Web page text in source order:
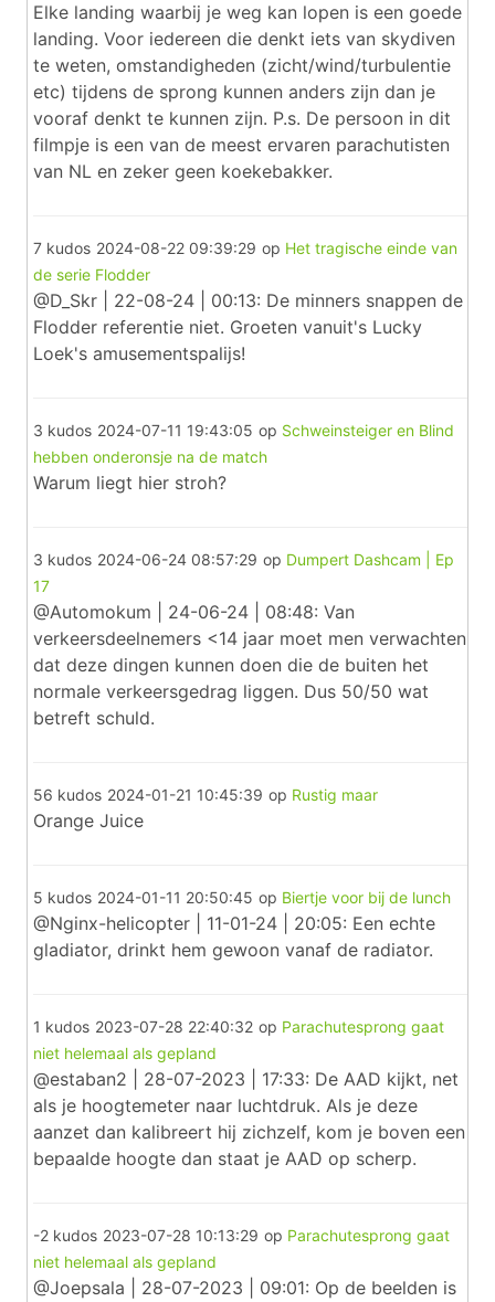
Elke landing waarbij je weg kan lopen is een goede
landing. Voor iedereen die denkt iets van skydiven
te weten, omstandigheden (zicht/wind/turbulentie
etc) tijdens de sprong kunnen anders zijn dan je
vooraf denkt te kunnen zijn. P.s. De persoon in dit
filmpje is een van de meest ervaren parachutisten
van NL en zeker geen koekebakker.
7 kudos 2024-08-22 09:39:29 op Het tragische einde van
de serie Flodder
@D_Skr | 22-08-24 | 00:13: De minners snappen de
Flodder referentie niet. Groeten vanuit's Lucky
Loek's amusementspalijs!
3 kudos 2024-07-11 19:43:05 op Schweinsteiger en Blind
hebben onderonsje na de match
Warum liegt hier stroh?
3 kudos 2024-06-24 08:57:29 op Dumpert Dashcam | Ep
17
@Automokum | 24-06-24 | 08:48: Van
verkeersdeelnemers <14 jaar moet men verwachten
dat deze dingen kunnen doen die de buiten het
normale verkeersgedrag liggen. Dus 50/50 wat
betreft schuld.
56 kudos 2024-01-21 10:45:39 op Rustig maar
Orange Juice
5 kudos 2024-01-11 20:50:45 op Biertje voor bij de lunch
@Nginx-helicopter | 11-01-24 | 20:05: Een echte
gladiator, drinkt hem gewoon vanaf de radiator.
1 kudos 2023-07-28 22:40:32 op Parachutesprong gaat
niet helemaal als gepland
@estaban2 | 28-07-2023 | 17:33: De AAD kijkt, net
als je hoogtemeter naar luchtdruk. Als je deze
aanzet dan kalibreert hij zichzelf, kom je boven een
bepaalde hoogte dan staat je AAD op scherp.
-2 kudos 2023-07-28 10:13:29 op Parachutesprong gaat
niet helemaal als gepland
@Joepsala | 28-07-2023 | 09:01: Op de beelden is